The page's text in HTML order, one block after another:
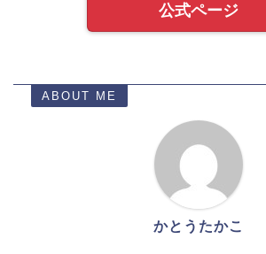
公式ページ
ABOUT ME
かとうたかこ